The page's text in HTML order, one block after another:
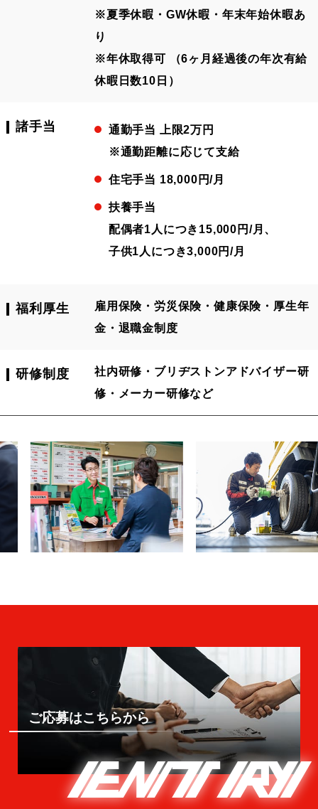
※夏季休暇・GW休暇・年末年始休暇あ
り
※年休取得可 （6ヶ月経過後の年次有給
休暇日数10日）
諸手当
通勤手当 上限2万円
※通勤距離に応じて支給
住宅手当 18,000円/月
扶養手当
配偶者1人につき15,000円/月、
子供1人につき3,000円/月
福利厚生
雇用保険・労災保険・健康保険・厚生年
金・退職金制度
研修制度
社内研修・ブリヂストンアドバイザー研
修・メーカー研修など
ENTRY
ご応募はこちらから